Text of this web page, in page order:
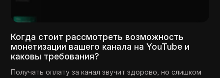
Когда стоит рассмотреть возможность
монетизации вашего канала на YouTube и
каковы требования?
Получать оплату за канал звучит здорово, но слишком